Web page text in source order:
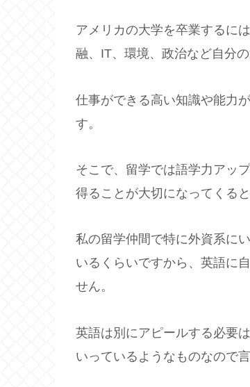
アメリカの大学を卒業するに
融、IT、環境、政治など自分
仕事ができる高い知識や能力
す。
そこで、留学では語学力アッ
得ることが大切になってくると
私の留学仲間で特に外資系に
いるくらいですから、英語に
せん。
英語は別にアピールする必要
いっているようなものなので